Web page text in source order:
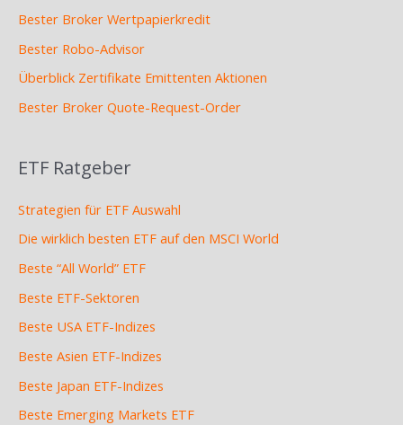
Bester Broker Wertpapierkredit
Bester Robo-Advisor
Überblick Zertifikate Emittenten Aktionen
Bester Broker Quote-Request-Order
ETF Ratgeber
Strategien für ETF Auswahl
Die wirklich besten ETF auf den MSCI World
Beste “All World” ETF
Beste ETF-Sektoren
Beste USA ETF-Indizes
Beste Asien ETF-Indizes
Beste Japan ETF-Indizes
Beste Emerging Markets ETF